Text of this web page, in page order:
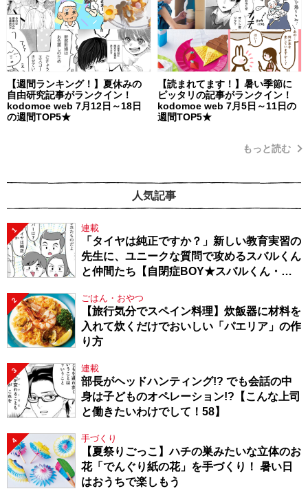
【週間ランキング！】夏休みの
自由研究記事がランクイン！
kodomoe web 7月12日～18日
の週間TOP5★
【読まれてます！】暑い季節に
ピッタリの記事がランクイン！
kodomoe web 7月5日～11日の
週間TOP5★
もっと読む
人気記事
1 連載
「タイヤは純正ですか？」新しい教育実習の
先生に、ユニークな質問で攻めるスバルくん
と仲間たち【自閉症BOY★スバルくん・
2 ごはん・おやつ
【旅行気分でスペイン料理】炊飯器に材料を
入れて炊くだけでおいしい「パエリア」の作
り方
3 連載
部長がヘッドハンティング!? でも会話の中
身は子どものオペレーション!?【こんな上司
と働きたいわけでして！58】
4 手づくり
【夏祭りごっこ】ハチの巣みたいな立体のお
花「でんぐり紙の花」を手づくり！ 暑い日
はおうちで楽しもう